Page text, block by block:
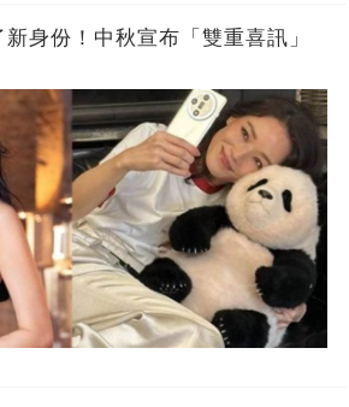
身份！中秋宣布「雙重喜訊」